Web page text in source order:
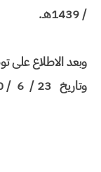
/ 1439هـ.
وتاريخ 23 / 6 / 1440هـ.